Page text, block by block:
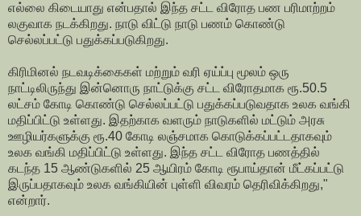
எல்லை கிடையாது என்பதால் இந்த சட்ட விரோத பண பரிமாற்றம்
லகுவாக நடக்கிறது. நாடு விட்டு நாடு பணம் கொண்டு
செல்லப்பட்டு பதுக்கப்படுகிறது.
கிரிமினல் நடவடிக்கைகள் மற்றும் வரி ஏய்ப்பு மூலம் ஒரு
நாட்டிலிருந்து இன்னொரு நாட்டுக்கு சட்ட விரோதமாக ரூ.50.5
லட்சம் கோடி கொண்டு செல்லப்பட்டு பதுக்கப்படுவதாக உலக வங்கி
மதிப்பிட்டு உள்ளது. இதற்காக வளரும் நாடுகளில் மட்டும் அரசு
ஊழியர்களுக்கு ரூ.40 கோடி லஞ்சமாக கொடுக்கப்பட்டதாகவும்
உலக வங்கி மதிப்பிட்டு உள்ளது. இந்த சட்ட விரோத பணத்தில்
கடந்த 15 ஆண்டுகளில் 25 ஆயிரம் கோடி ரூபாய்தான் மீட்கப்பட்டு
இருப்பதாகவும் உலக வங்கியின் புள்ளி விவரம் தெரிவிக்கிறது,"
என்றார்.